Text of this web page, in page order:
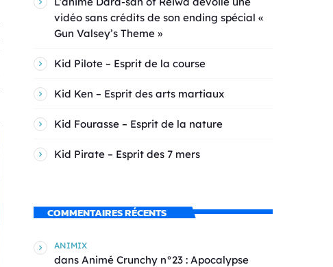
vidéo sans crédits de son ending spécial «
Gun Valsey’s Theme »
Kid Pilote – Esprit de la course
Kid Ken – Esprit des arts martiaux
Kid Fourasse – Esprit de la nature
Kid Pirate – Esprit des 7 mers
COMMENTAIRES RÉCENTS
ANIMIX
dans Animé Crunchy n°23 : Apocalypse